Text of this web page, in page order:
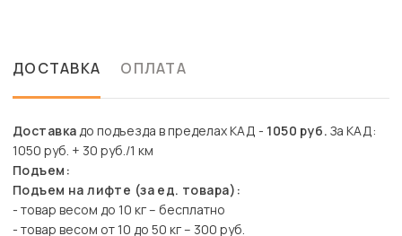
ДОСТАВКА ОПЛАТА
Доставкадо подъезда в пределах КАД - 1050 руб. За КАД:
1050 руб. + 30 руб./1 км
Подъем:
Подъем на лифте (за ед. товара):
- товар весом до 10 кг – бесплатно
- товар весом от 10 до 50 кг – 300 руб.